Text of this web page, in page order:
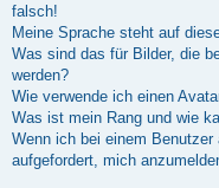
falsch!
Meine Sprache steht auf
Was sind das für Bilder, die
werden?
Wie verwende ich einen
Was ist mein Rang und wie
Wenn ich bei einem
aufgefordert, mich